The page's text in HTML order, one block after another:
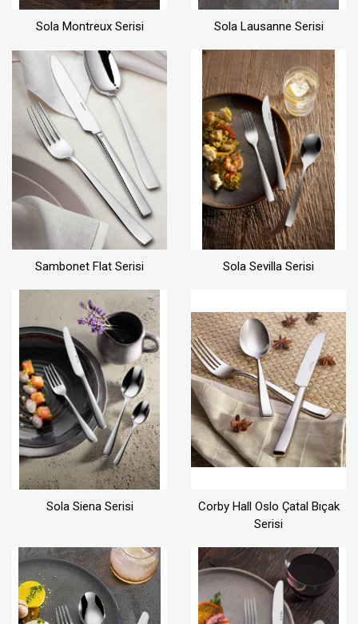
Sola Montreux Serisi Sola Lausanne Serisi
Sambonet Flat Serisi Sola Sevilla Serisi
Sola Siena Serisi
Corby Hall Oslo Çatal Bıçak
Serisi